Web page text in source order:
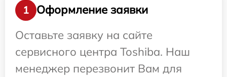
1
Оформление заявки
Оставьте заявку на сайте
сервисного центра Toshiba. Наш
менеджер перезвонит Вам для